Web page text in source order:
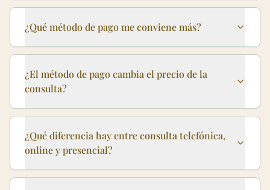
¿Qué método de pago me conviene más?
¿El método de pago cambia el precio de la
consulta?
¿Qué diferencia hay entre consulta telefónica,
online y presencial?